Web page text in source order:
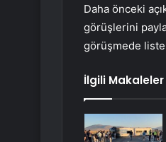
Daha önceki
görüşlerini
görüşmede
İlgili Makaleler